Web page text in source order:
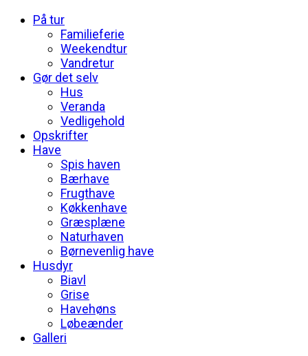
På tur
Familieferie
Weekendtur
Vandretur
Gør det selv
Hus
Veranda
Vedligehold
Opskrifter
Have
Spis haven
Bærhave
Frugthave
Køkkenhave
Græsplæne
Naturhaven
Børnevenlig have
Husdyr
Biavl
Grise
Havehøns
Løbeænder
Galleri